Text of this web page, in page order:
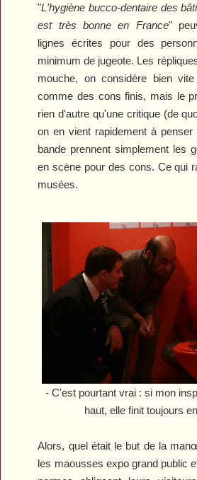
"L'hygiène bucco-dentaire des
est très bonne en France"
lignes écrites pour des
minimum de jugeote. Les
mouche, on considère bien
comme des cons finis, mais le
rien d'autre qu'une critique (de
on en vient rapidement à
bande prennent simplement les
en scène pour des cons. Ce qui
musées.
- C'est pourtant vrai : si mon
haut, elle finit toujours
Alors, quel était le but de la
les maousses expo grand public